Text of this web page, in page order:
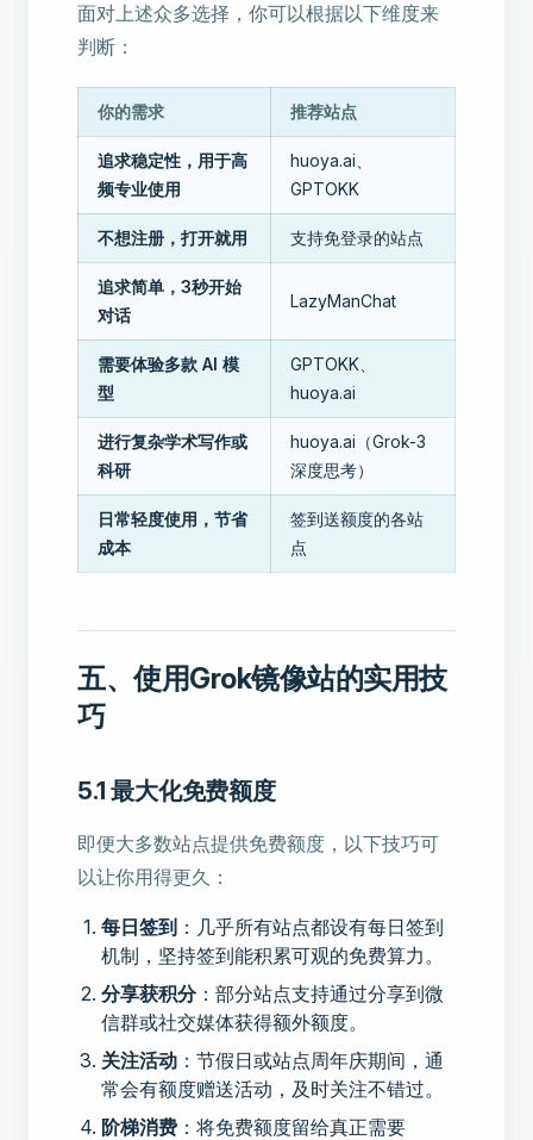
面对上述众多选择，你可以根据以下维度来
判断：
你的需求 推荐站点
追求稳定性，用于高
频专业使用
huoya.ai、
GPTOKK
不想注册，打开就用 支持免登录的站点
追求简单，3秒开始
对话
LazyManChat
需要体验多款 AI 模
型
GPTOKK、
huoya.ai
进行复杂学术写作或
科研
huoya.ai（Grok-3
深度思考）
日常轻度使用，节省
成本
签到送额度的各站
点
五、使用Grok镜像站的实用技
巧
5.1 最大化免费额度
即便大多数站点提供免费额度，以下技巧可
以让你用得更久：
每日签到 ：几乎所有站点都设有每日签到
机制，坚持签到能积累可观的免费算力。
分享获积分：部分站点支持通过分享到微
信群或社交媒体获得额外额度。
关注活动 ：节假日或站点周年庆期间，通
常会有额度赠送活动，及时关注不错过。
阶梯消费 ：将免费额度留给真正需要